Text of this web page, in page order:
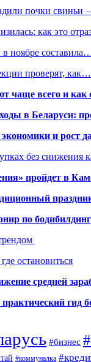
почки
как это
в ноябре
проверят, как…
чаще всего и
в Беларуси:
и рост
без снижения
пройдет в
по
остановиться
средней
гид
#бизнес
#коммуналка